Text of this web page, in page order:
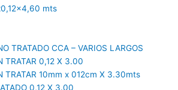
mts
TRATADO CCA – VARIOS LARGOS
TRATAR 0,12 X 3.00
TRATAR 10mm x 012cm X 3.30mts
0,12 X 3.00